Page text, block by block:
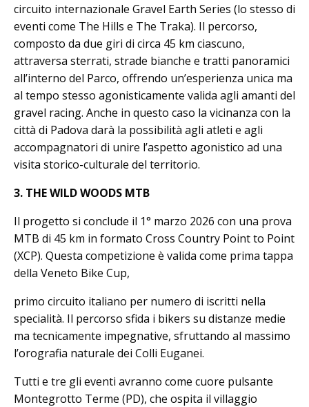
circuito internazionale Gravel Earth Series (lo stesso di
eventi come The Hills e The Traka). Il percorso,
composto da due giri di circa 45 km ciascuno,
attraversa sterrati, strade bianche e tratti panoramici
all’interno del Parco, offrendo un’esperienza unica ma
al tempo stesso agonisticamente valida agli amanti del
gravel racing. Anche in questo caso la vicinanza con la
città di Padova darà la possibilità agli atleti e agli
accompagnatori di unire l’aspetto agonistico ad una
visita storico-culturale del territorio.
3. THE WILD WOODS MTB
Il progetto si conclude il 1° marzo 2026 con una prova
MTB di 45 km in formato Cross Country Point to Point
(XCP). Questa competizione è valida come prima tappa
della Veneto Bike Cup,
primo circuito italiano per numero di iscritti nella
specialità. Il percorso sfida i bikers su distanze medie
ma tecnicamente impegnative, sfruttando al massimo
l’orografia naturale dei Colli Euganei.
Tutti e tre gli eventi avranno come cuore pulsante
Montegrotto Terme (PD), che ospita il villaggio